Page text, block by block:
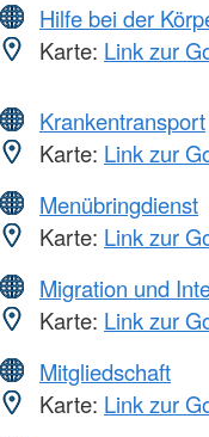
Hilfe bei der
Karte: Link zur
Krankentransport
Karte: Link zur
Menübringdienst
Karte: Link zur
Migration und
Karte: Link zur
Mitgliedschaft
Karte: Link zur